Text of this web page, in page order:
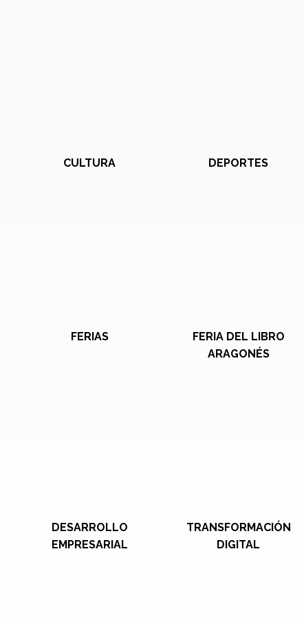
CULTURA DEPORTES
FERIAS
FERIA DEL LIBRO
ARAGONÉS
DESARROLLO
EMPRESARIAL
TRANSFORMACIÓN
DIGITAL